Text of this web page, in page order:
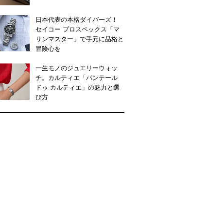
日本代表の本格ダイバーズ！
セイコー プロスペックス「マ
リンマスター」で手元に品格と
冒険心を
一生モノのジュエリーウォッ
チ。カルティエ「パンテール
ドゥ カルティエ」の魅力と選
び方